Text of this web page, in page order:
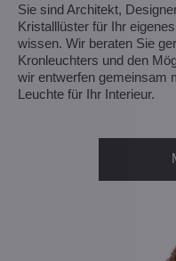
Sie sind Architekt,
Kristalllüster für Ihr
wissen. Wir beraten Sie
Kronleuchters und den
wir entwerfen gemeinsam
Leuchte für Ihr Interieur.